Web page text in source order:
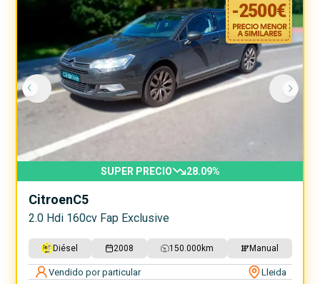
-2500€
SUPER PRECIO 28.09%
CitroenC5
2.0 Hdi 160cv Fap Exclusive
Diésel 2008 150.000 km Manual
Vendido por particular Lleida